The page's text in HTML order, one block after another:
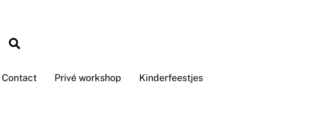
Contact Privé workshop Kinderfeestjes